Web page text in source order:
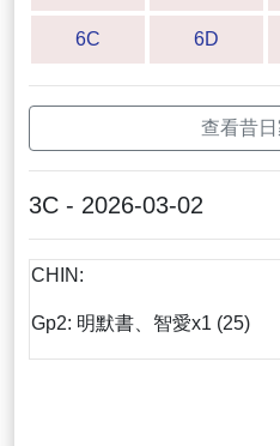
6C 6D
查看昔
3C - 2026-03-02
CHIN:
Gp2: 明默書、智愛x1 (25)